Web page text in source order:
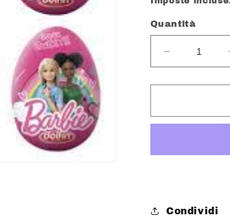
listino
Quantità
Diminuisci
quantità
per
OVETTO
CANDIES
Condividi